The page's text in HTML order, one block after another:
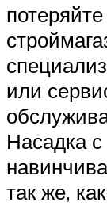
или
Насадка
так же,